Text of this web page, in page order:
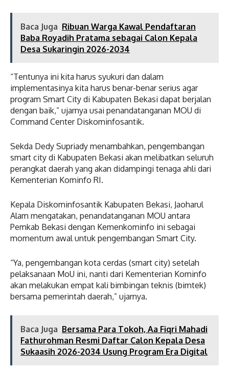
Baca Juga Ribuan Warga Kawal Pendaftaran
Baba Royadih Pratama sebagai Calon Kepala
Desa Sukaringin 2026-2034
“Tentunya ini kita harus syukuri dan dalam
implementasinya kita harus benar-benar serius agar
program Smart City di Kabupaten Bekasi dapat berjalan
dengan baik,” ujarnya usai penandatanganan MOU di
Command Center Diskominfosantik.
Sekda Dedy Supriady menambahkan, pengembangan
smart city di Kabupaten Bekasi akan melibatkan seluruh
perangkat daerah yang akan didampingi tenaga ahli dari
Kementerian Kominfo RI.
Kepala Diskominfosantik Kabupaten Bekasi, Jaoharul
Alam mengatakan, penandatanganan MOU antara
Pemkab Bekasi dengan Kemenkominfo ini sebagai
momentum awal untuk pengembangan Smart City.
“Ya, pengembangan kota cerdas (smart city) setelah
pelaksanaan MoU ini, nanti dari Kementerian Kominfo
akan melakukan empat kali bimbingan teknis (bimtek)
bersama pemerintah daerah,” ujarnya.
Baca Juga Bersama Para Tokoh, Aa Fiqri Mahadi
Fathurohman Resmi Daftar Calon Kepala Desa
Sukaasih 2026-2034 Usung Program Era Digital